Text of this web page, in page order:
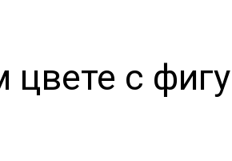
цвете с